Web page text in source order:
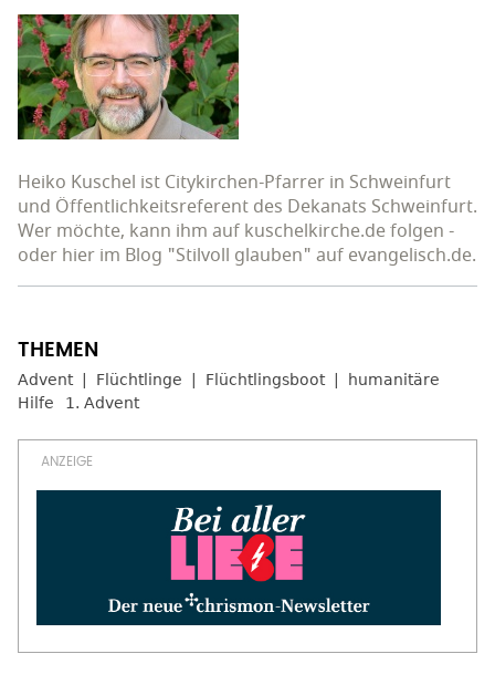
Heiko Kuschel ist Citykirchen-Pfarrer in Schweinfurt
und Öffentlichkeitsreferent des Dekanats Schweinfurt.
Wer möchte, kann ihm auf kuschelkirche.de folgen -
oder hier im Blog "Stilvoll glauben" auf evangelisch.de.
Advent Flüchtlinge Flüchtlingsboot
humanitäre
Hilfe
1. Advent